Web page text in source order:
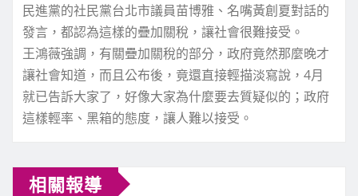
民進黨的社民黨台北市議員苗博雅、名嘴黃創夏對話的
發言，都認為這樣的疊加關稅，讓社會很難接受。
王鴻薇強調，有關疊加關稅的部分，政府竟然那麼晚才
讓社會知道，而且公布後，竟還直接輕描淡寫說，4月
就已告訴大家了，好像大家為什麼要去質疑似的；政府
這樣輕率、黑箱的態度，讓人難以接受。
相關報導